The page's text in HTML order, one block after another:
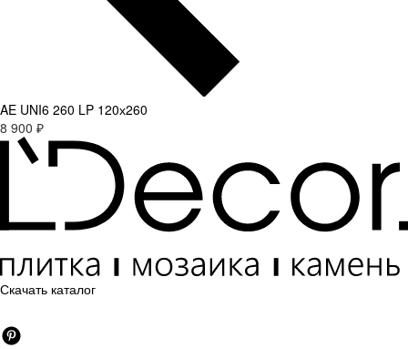
AE UNI6 260 LP 120х260
8 900 ₽
Скачать каталог